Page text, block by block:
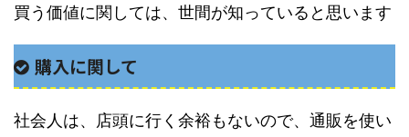
買う価値に関しては、世間が知っていると思います
購入に関して
社会人は、店頭に行く余裕もないので、通販を使い